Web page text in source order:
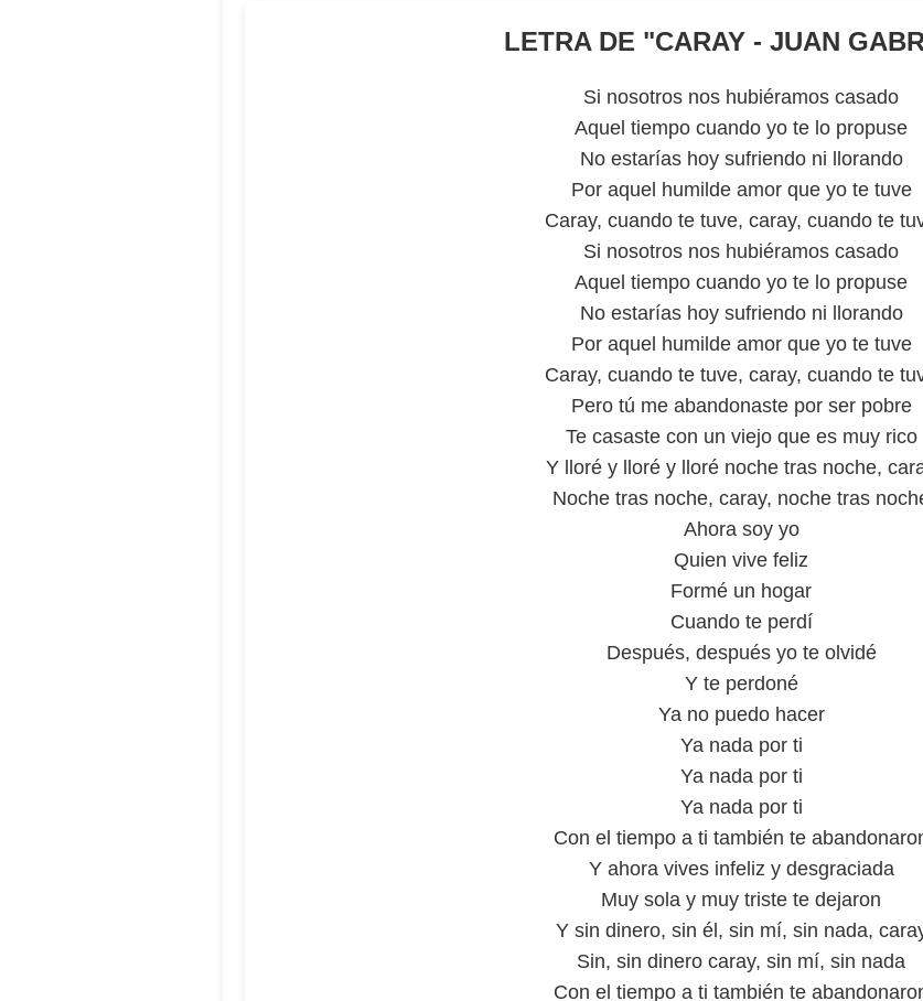
LETRA DE "CARAY - JUAN
Si nosotros nos hubiéramos casado
Aquel tiempo cuando yo te lo propuse
No estarías hoy sufriendo ni llorando
Por aquel humilde amor que yo te tuve
Caray, cuando te tuve, caray, cuando te
Si nosotros nos hubiéramos casado
Aquel tiempo cuando yo te lo propuse
No estarías hoy sufriendo ni llorando
Por aquel humilde amor que yo te tuve
Caray, cuando te tuve, caray, cuando te
Pero tú me abandonaste por ser pobre
Te casaste con un viejo que es muy rico
Y lloré y lloré y lloré noche tras noche,
Noche tras noche, caray, noche tras
Ahora soy yo
Quien vive feliz
Formé un hogar
Cuando te perdí
Después, después yo te olvidé
Y te perdoné
Ya no puedo hacer
Ya nada por ti
Ya nada por ti
Ya nada por ti
Con el tiempo a ti también te
Y ahora vives infeliz y desgraciada
Muy sola y muy triste te dejaron
Y sin dinero, sin él, sin mí, sin nada,
Sin, sin dinero caray, sin mí, sin nada
Con el tiempo a ti también te